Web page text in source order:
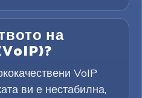
на
VoIP
ви е нестабилна,